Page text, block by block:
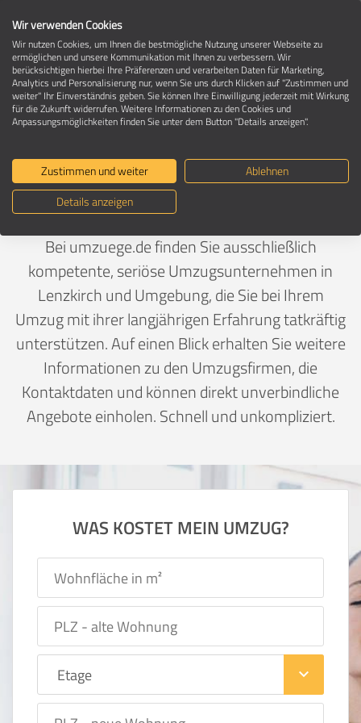
Umzugsunternehmen in 79853 Lenzkirch
Ein Umzug ist Vertrauenssache
Deutschland>Baden-Württemberg>Breisgau-
Hochschwarzwald, Landkreis
Bei umzuege.de finden Sie ausschließlich
kompetente, seriöse Umzugsunternehmen in
Lenzkirch und Umgebung, die Sie bei Ihrem
Umzug mit ihrer langjährigen Erfahrung tatkräftig
unterstützen. Auf einen Blick erhalten Sie weitere
Informationen zu den Umzugsfirmen, die
Kontaktdaten und können direkt unverbindliche
Angebote einholen. Schnell und unkompliziert.
WAS KOSTET MEIN UMZUG?
keyboard_arrow_down
Wir verwenden Cookies
Wir nutzen Cookies, um Ihnen die bestmögliche Nutzung unserer Webseite zu
ermöglichen und unsere Kommunikation mit Ihnen zu verbessern. Wir
berücksichtigen hierbei Ihre Präferenzen und verarbeiten Daten für Marketing,
Analytics und Personalisierung nur, wenn Sie uns durch Klicken auf "Zustimmen und
weiter" Ihr Einverständnis geben. Sie können Ihre Einwilligung jederzeit mit Wirkung
für die Zukunft widerrufen. Weitere Informationen zu den Cookies und
Anpassungsmöglichkeiten finden Sie unter dem Button "Details anzeigen".
Zustimmen und weiter
Ablehnen
Details anzeigen